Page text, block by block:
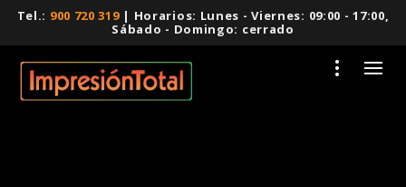
Tel.: 900 720 319| Horarios: Lunes - Viernes: 09:00 - 17:00,
Sábado - Domingo: cerrado